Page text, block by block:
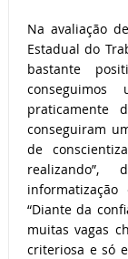
Na avaliação
Estadual do
bastante
praticamente
conseguiram
de
“Diante da
muitas vagas
criteriosa e só